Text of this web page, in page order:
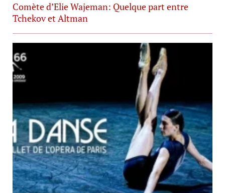
Comète d’Elie Wajeman: Quelque part entre
Tchekov et Altman